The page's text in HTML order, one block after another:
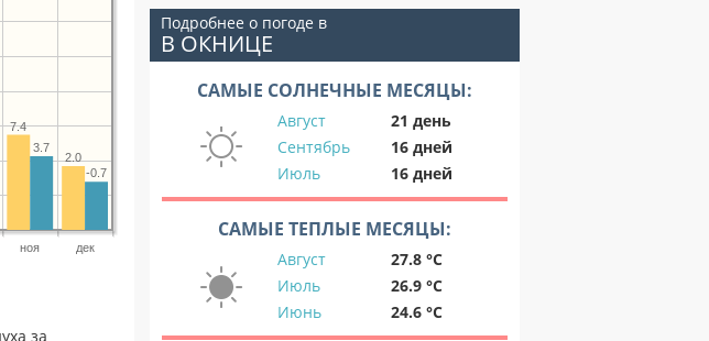
ноя дек
2.0
7.4
-0.7
3.7
за
Подробнее о погоде в
В ОКНИЦЕ
САМЫЕ СОЛНЕЧНЫЕ МЕСЯЦЫ:
Август
21 день
Сентябрь
16 дней
Июль
16 дней
САМЫЕ ТЕПЛЫЕ МЕСЯЦЫ:
Август
27.8 °C
Июль
26.9 °C
Июнь
24.6 °C